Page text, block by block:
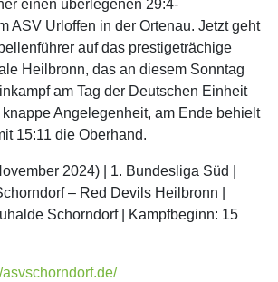
einen überlegenen 29:4-
ASV Urloffen in der Ortenau. Jetzt geht
auf das prestigeträchige
Heilbronn, das an diesem Sonntag
am Tag der Deutschen Einheit
Angelegenheit, am Ende behielt
15:11 die Oberhand.
2024) | 1. Bundesliga Süd |
– Red Devils Heilbronn |
Schorndorf | Kampfbeginn: 15
asvschorndorf.de/